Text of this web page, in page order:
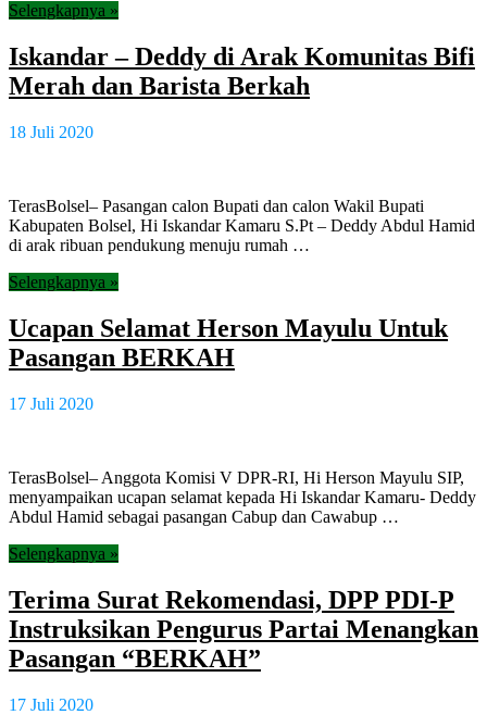
Selengkapnya »
Iskandar – Deddy di Arak Komunitas Bifi
Merah dan Barista Berkah
18 Juli 2020
TerasBolsel– Pasangan calon Bupati dan calon Wakil Bupati
Kabupaten Bolsel, Hi Iskandar Kamaru S.Pt – Deddy Abdul Hamid
di arak ribuan pendukung menuju rumah …
Selengkapnya »
Ucapan Selamat Herson Mayulu Untuk
Pasangan BERKAH
17 Juli 2020
TerasBolsel– Anggota Komisi V DPR-RI, Hi Herson Mayulu SIP,
menyampaikan ucapan selamat kepada Hi Iskandar Kamaru- Deddy
Abdul Hamid sebagai pasangan Cabup dan Cawabup …
Selengkapnya »
Terima Surat Rekomendasi, DPP PDI-P
Instruksikan Pengurus Partai Menangkan
Pasangan “BERKAH”
17 Juli 2020